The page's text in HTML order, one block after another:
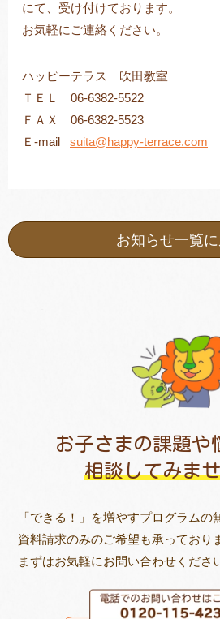
にて、受け付けております。
お気軽にご連絡ください。
ハッピーテラス 吹田教室
ＴＥＬ 06-6382-5522
ＦＡＸ 06-6382-5523
Ｅ-mail suita@happy-terrace.com
お知らせ一覧
お子さまの課題や
相談してみま
「できる！」を増やすプログラムの
資料請求のみのご希望も承っており
まずはお気軽にお問い合わせくださ